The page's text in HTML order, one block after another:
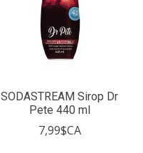
SODASTREAM Sirop Dr
Pete 440 ml
7,99$CA